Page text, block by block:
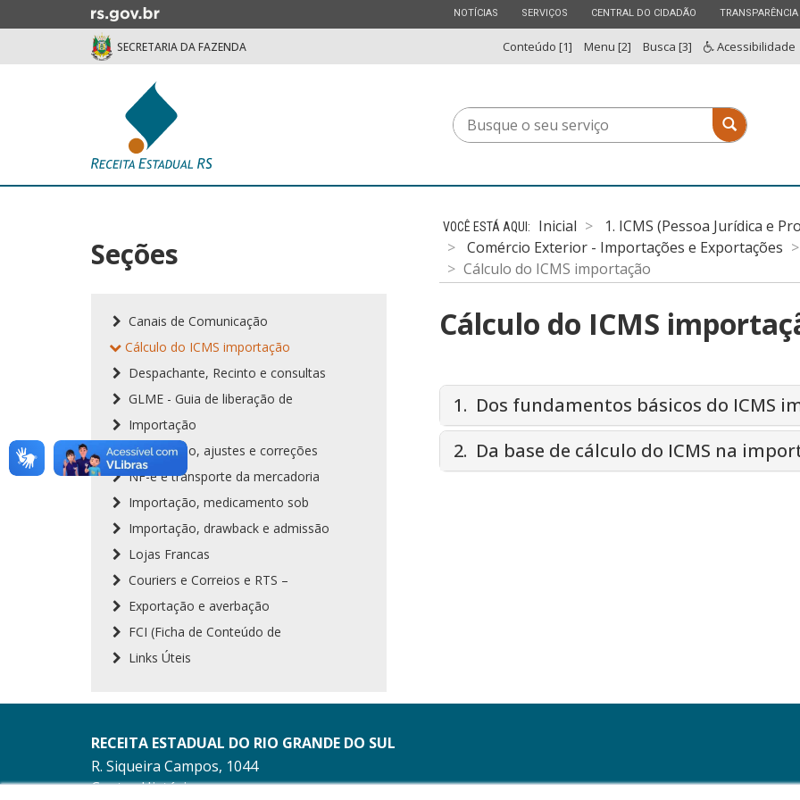
para
Ir
ESTADO
NOTÍCIAS ESTADO
SERVIÇOS ESTADO
CENTRAL DO CIDADÃO ESTADO
TRANSPARÊNCIA
SECRETARIA DA FAZENDA Conteúdo [1] Menu [2] Busca [3] Acessibilidade
Busque
o
serviço
Busque o
Seções
Canais de Comunicação
Cálculo do ICMS importação
Despachante, Recinto e consultas
GLME - Guia de liberação de
Importação
Importação, ajustes e correções
NF-e e transporte da mercadoria
Importação, medicamento sob
Importação, drawback e admissão
Lojas Francas
Couriers e Correios e RTS –
Exportação e averbação
FCI (Ficha de Conteúdo de
Links Úteis
Inicial
1. ICMS (Pessoa Jurídica e
Comércio Exterior - Importações e Exportações
Cálculo do ICMS importação
Cálculo do ICMS
1. Dos fundamentos básicos do ICMS
2. Da base de cálculo do ICMS na
RECEITA ESTADUAL DO RIO GRANDE DO SUL
R. Siqueira Campos, 1044
Centro Histórico